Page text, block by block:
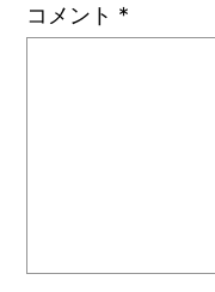
コメント *